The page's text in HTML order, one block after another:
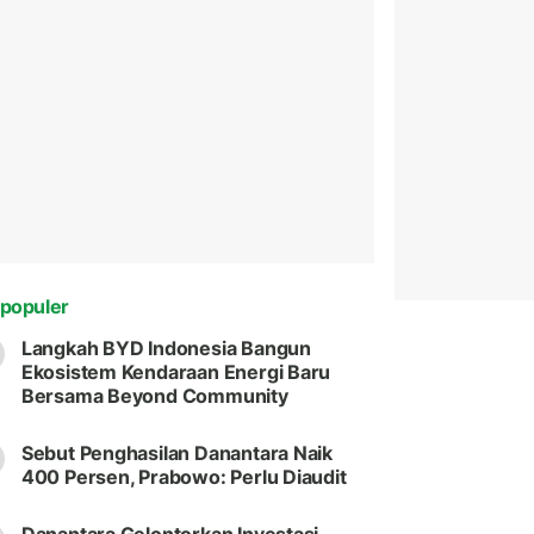
Langkah BYD Indonesia Bangun
Ekosistem Kendaraan Energi Baru
Bersama Beyond Community
Sebut Penghasilan Danantara Naik
400 Persen, Prabowo: Perlu Diaudit